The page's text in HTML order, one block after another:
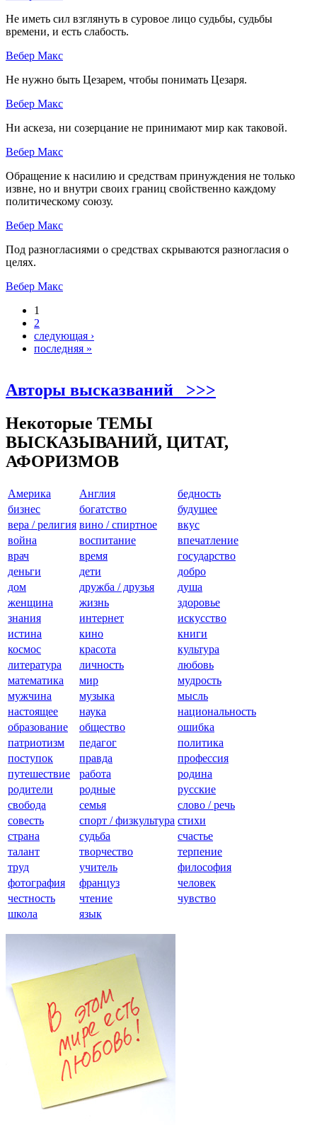
Не иметь сил взглянуть в суровое лицо судьбы, судьбы
времени, и есть слабость.
Вебер Макс
Не нужно быть Цезарем, чтобы понимать Цезаря.
Вебер Макс
Ни аскеза, ни созерцание не принимают мир как таковой.
Вебер Макс
Обращение к насилию и средствам принуждения не только
извне, но и внутри своих границ свойственно каждому
политическому союзу.
Вебер Макс
Под разногласиями о средствах скрываются разногласия о
целях.
Вебер Макс
Страницы
1
2
следующая ›
последняя »
Авторы высказваний >>>
Некоторые ТЕМЫ
ВЫСКАЗЫВАНИЙ, ЦИТАТ,
АФОРИЗМОВ
Америкa Англия
бедность
бизнес
богатство
будущее
вера / религия вино / спиртное
вкус
война
воспитание
впечатление
врач
время
государство
деньги
дети
добро
дом
дружба / друзья
душа
женщина
жизнь
здоровье
знания
интернет
искусство
истина
кино
книги
космос
красота
культура
литература
личность
любовь
математика
мир
мудрость
мужчина
музыка
мысль
настоящее
наука
национальность
образование
общество
ошибка
патриотизм
педагог
политика
поступок
правда
профессия
путешествие
работа
родина
родители
родные
русские
свобода
семья
слово / речь
совесть
спорт / физкультура стихи
страна
судьба
счастье
талант
творчество
терпение
труд
учитель
философия
фотография
француз
человек
честность
чтение
чувство
школа
язык